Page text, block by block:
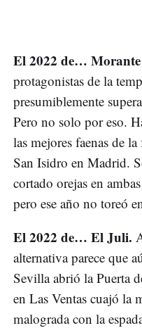
El 2022 de… Morante
protagonistas de la
presumiblemente
Pero no solo por eso.
las mejores faenas de
San Isidro en Madrid.
cortado orejas en
pero ese año no toreó
El 2022 de… El Juli.
alternativa parece que
Sevilla abrió la Puerta
en Las Ventas cuajó la
malograda con la